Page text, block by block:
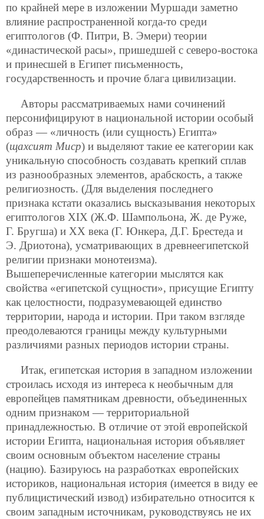
по крайней мере в изложении Муршади заметно
влияние распространенной когда-то среди
египтологов (Ф. Питри, В. Эмери) теории
«династической расы», пришедшей с северо-востока
и принесшей в Египет письменность,
государственность и прочие блага цивилизации.
Авторы рассматриваемых нами сочинений
персонифицируют в национальной истории особый
образ — «личность (или сущность) Египта»
(щахсият Миср) и выделяют такие ее категории как
уникальную способность создавать крепкий сплав
из разнообразных элементов, арабскость, а также
религиозность. (Для выделения последнего
признака кстати оказались высказывания некоторых
египтологов XIX (Ж.Ф. Шампольона, Ж. де Руже,
Г. Бругша) и ХХ века (Г. Юнкера, Д.Г. Брестеда и
Э. Дриотона), усматривающих в древнеегипетской
религии признаки монотеизма).
Вышеперечисленные категории мыслятся как
свойства «египетской сущности», присущие Египту
как целостности, подразумевающей единство
территории, народа и истории. При таком взгляде
преодолеваются границы между культурными
различиями разных периодов истории страны.
Итак, египетская история в западном изложении
строилась исходя из интереса к необычным для
европейцев памятникам древности, объединенных
одним признаком — территориальной
принадлежностью. В отличие от этой европейской
истории Египта, национальная история объявляет
своим основным объектом население страны
(нацию). Базируюсь на разработках европейских
историков, национальная история (имеется в виду ее
публицистический извод) избирательно относится к
своим западным источникам, руководствуясь не их